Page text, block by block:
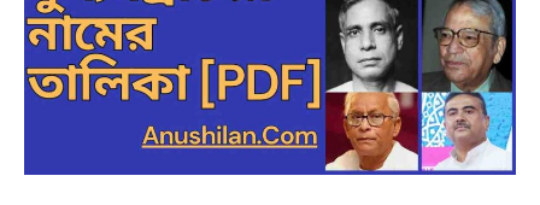
o
o
k
A
p
p
a
e
s